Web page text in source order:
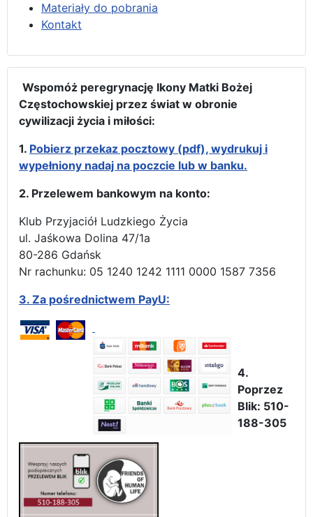
Materiały do pobrania
Kontakt
Wspomóż peregrynację Ikony Matki Bożej
Częstochowskiej przez świat w obronie
cywilizacji życia i miłości:
1. Pobierz przekaz pocztowy (pdf), wydrukuj i
wypełniony nadaj na poczcie lub w banku.
2. Przelewem bankowym na konto:
Klub Przyjaciół Ludzkiego Życia
ul. Jaśkowa Dolina 47/1a
80-286 Gdańsk
Nr rachunku: 05 1240 1242 1111 0000 1587 7356
3. Za pośrednictwem PayU:
4.
Poprzez
Blik: 510-
188-305